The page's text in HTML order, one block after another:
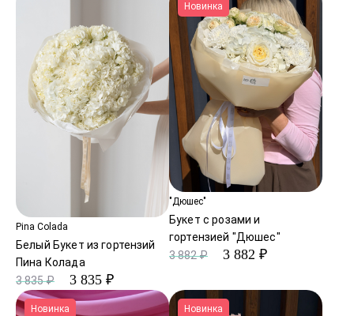
Pina Colada
Белый Букет из гортензий
Пина Колада
3 835 ₽
3 835 ₽
Новинка
"Дюшес"
Букет с розами и
гортензией "Дюшес"
3 882 ₽
3 882 ₽
Новинка Новинка